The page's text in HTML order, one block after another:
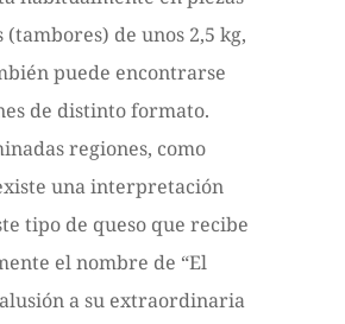
de unos 2,5 kg,
puede encontrarse
de distinto formato.
regiones, como
una interpretación
tipo de queso que recibe
el nombre de “El
a su extraordinaria